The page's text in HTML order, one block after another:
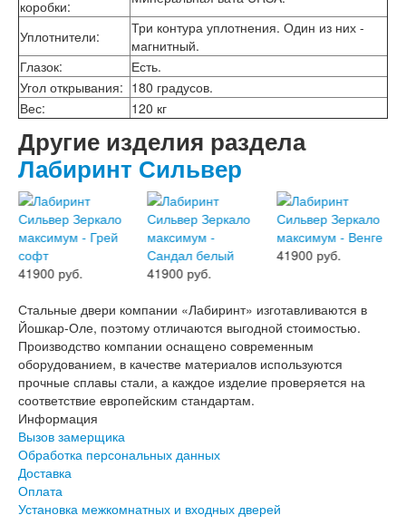
Двери АСД
Двери Ратибор
Двери Аргус
Тамбурные двери
Межкомнатные двери
Двери Альберо
Вест
Галерея
Геометрия
Графика
Империя
Классика
Мегаполис
Неоклассика Про
Скин
Тренд
Двери ВанМарк
Шпон текстурированный
Эмалекс
Эмаль
Серия Дебют
Серия Синди
коробки:
Уплотнители:
Три контура уплотнения. Один из них -
магнитный.
Глазок:
Есть.
Угол открывания: 180 градусов.
Вес: 120 кг
Другие изделия раздела
Лабиринт Сильвер
41900 руб. 41900 руб.
41900 руб.
Стальные двери компании «Лабиринт» изготавливаются в
Йошкар-Оле, поэтому отличаются выгодной стоимостью.
Производство компании оснащено современным
оборудованием, в качестве материалов используются
прочные сплавы стали, а каждое изделие проверяется на
соответствие европейским стандартам.
Информация
Вызов замерщика
Обработка персональных данных
Доставка
Оплата
Установка межкомнатных и входных дверей